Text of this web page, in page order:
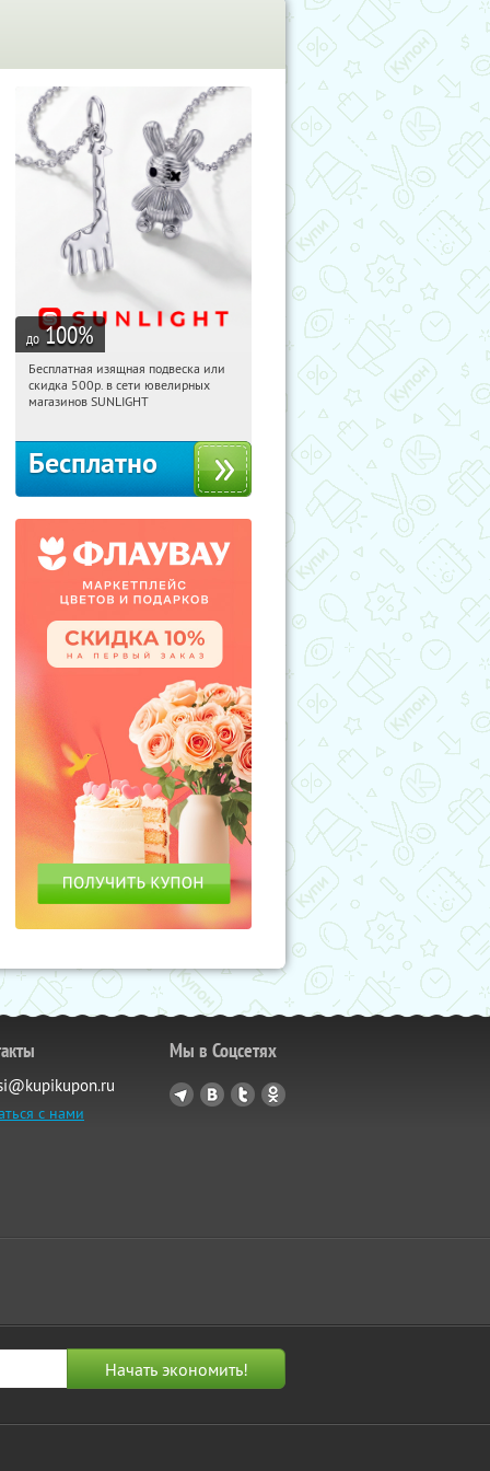
до 100%
05:20:52 Получили:
Россия
Бесплатная изящная подвеска или
скидка 500р. в сети ювелирных
магазинов SUNLIGHT
Бесплатно
с нами
Мы в Соцсетях